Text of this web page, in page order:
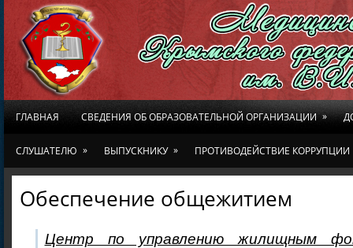
ГЛАВНАЯ СВЕДЕНИЯ ОБ ОБРАЗОВАТЕЛЬНОЙ ОРГАНИЗАЦИИ »
СЛУШАТЕЛЮ » ВЫПУСКНИКУ » ПРОТИВОДЕЙСТВИЕ КОРРУПЦИИ
Обеспечение общежитием
Центр по управлению жилищным